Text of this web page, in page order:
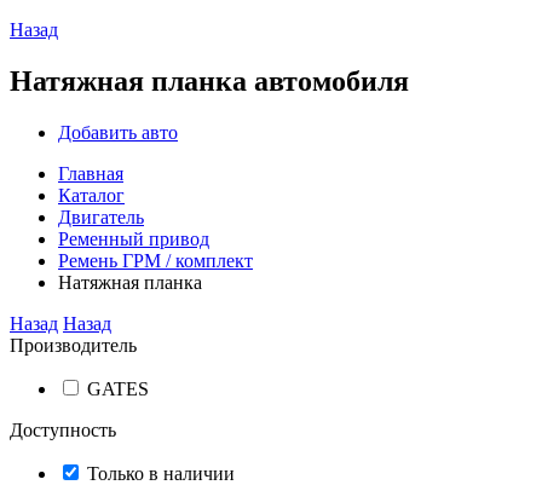
Назад
Натяжная планка автомобиля
Добавить авто
Главная
Каталог
Двигатель
Ременный привод
Ремень ГРМ / комплект
Натяжная планка
Назад Назад
Производитель
GATES
Доступность
Только в наличии